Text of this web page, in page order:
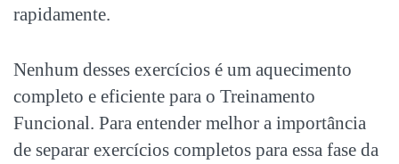
rapidamente.
Nenhum desses exercícios é um aquecimento
completo e eficiente para o Treinamento
Funcional. Para entender melhor a importância
de separar exercícios completos para essa fase da